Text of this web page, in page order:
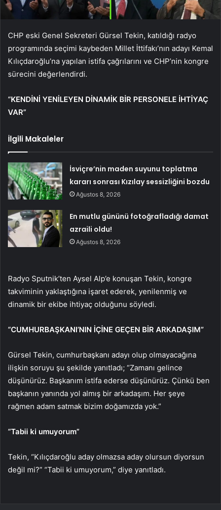
CHP eski Genel Sekreteri Gürsel Tekin, katıldığı radyo
programında seçimi kaybeden Millet İttifakı’nın adayı Kemal
Kılıçdaroğlu’na yapılan istifa çağrılarını ve CHP’nin kongre
sürecini değerlendirdi.
“KENDİNİ YENİLEYEN DİNAMİK BİR PERSONELE İHTİYAÇ
VAR”
İlgili Makaleler
İsviçre’nin maden suyunu toplatma
kararı sonrası Kızılay sessizliğini bozdu
Ağustos 8, 2026
En mutlu gününü fotoğrafladığı damat
azraili oldu!
Ağustos 8, 2026
Radyo Sputnik’ten Aysel Alp’e konuşan Tekin, kongre
takviminin yaklaştığına işaret ederek, yenilenmiş ve
dinamik bir ekibe ihtiyaç olduğunu söyledi.
“CUMHURBAŞKANI’NIN İÇİNE GEÇEN BİR ARKADAŞIM”
Gürsel Tekin, cumhurbaşkanı adayı olup olmayacağına
ilişkin soruyu şu şekilde yanıtladı; “Zamanı gelince
düşünürüz. Başkanım istifa ederse düşünürüz. Çünkü ben
başkanın yanında yol almış bir arkadaşım. Her şeye
rağmen adam satmak bizim doğamızda yok.”
“Tabii ki umuyorum”
Tekin, “Kılıçdaroğlu aday olmazsa aday olursun diyorsun
değil mi?” “Tabii ki umuyorum,” diye yanıtladı.